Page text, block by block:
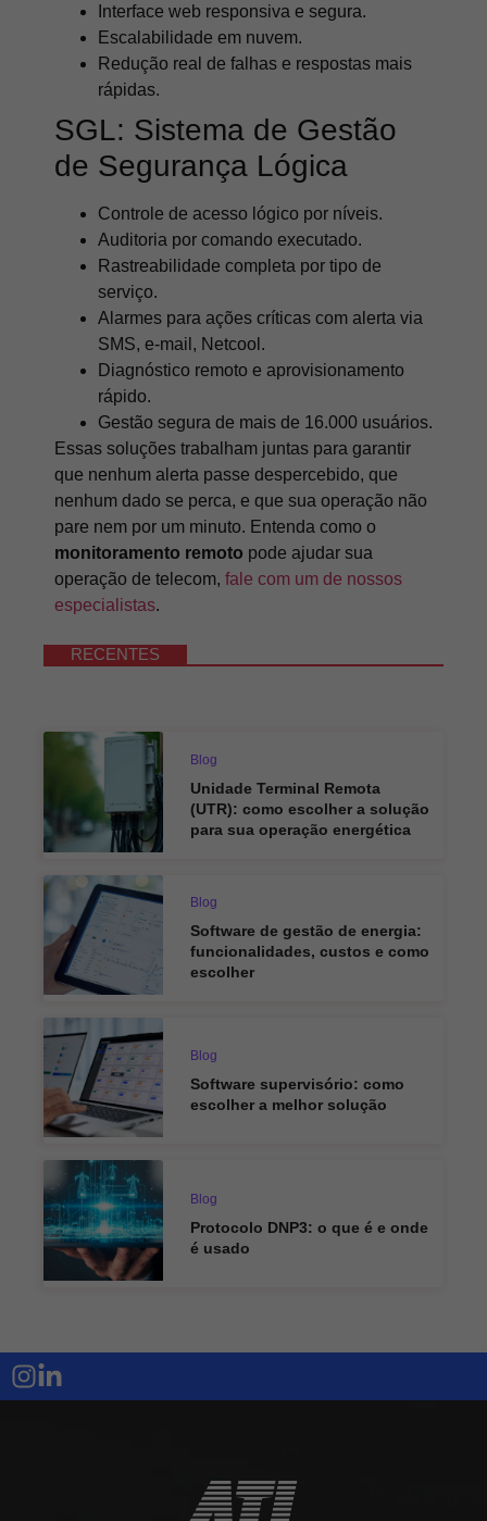
Interface web responsiva e segura.
Escalabilidade em nuvem.
Redução real de falhas e respostas mais
rápidas.
SGL: Sistema de Gestão
de Segurança Lógica
Controle de acesso lógico por níveis.
Auditoria por comando executado.
Rastreabilidade completa por tipo de
serviço.
Alarmes para ações críticas com alerta via
SMS, e-mail, Netcool.
Diagnóstico remoto e aprovisionamento
rápido.
Gestão segura de mais de 16.000 usuários.
Essas soluções trabalham juntas para garantir
que nenhum alerta passe despercebido, que
nenhum dado se perca, e que sua operação não
pare nem por um minuto. Entenda como o
monitoramento remoto pode ajudar sua
operação de telecom, fale com um de nossos
especialistas.
RECENTES
Blog
Unidade Terminal Remota
(UTR): como escolher a solução
para sua operação energética
Blog
Software de gestão de energia:
funcionalidades, custos e como
escolher
Blog
Software supervisório: como
escolher a melhor solução
Blog
Protocolo DNP3: o que é e onde
é usado